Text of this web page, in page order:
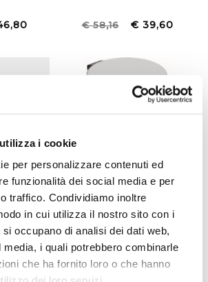
i cookie
per personalizzare contenuti ed
funzionalità dei social media e per
traffico. Condividiamo inoltre
in cui utilizza il nostro sito con i
occupano di analisi dei dati web,
media, i quali potrebbero combinarle
che ha fornito loro o che hanno
€ 58,16 € 39,60
da
satinato,
Design
Gettacarta rotondo da
bagno 5lt, acciaio cromato -
Poubelle, Colombo Design